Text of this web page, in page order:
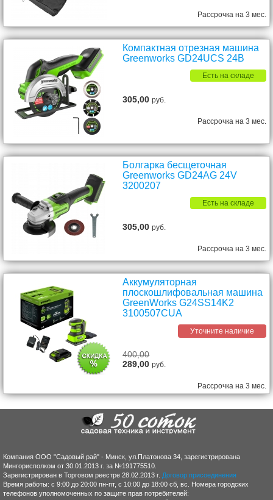
Рассрочка на 3 мес.
Компактная отрезная машина
Greenworks GD24UCS 24В
Есть на складе
305,00руб.
Рассрочка на 3 мес.
Болгарка бесщеточная
Greenworks GD24AG 24V
3200207
Есть на складе
305,00руб.
Рассрочка на 3 мес.
Аккумуляторная
плоскошлифовальная машина
GreenWorks G24SS14K2
3100507CUA
Уточните наличие
400,00
289,00руб.
Рассрочка на 3 мес.
Компания ООО "Садовый рай" - Минск, ул.Платонова 34, зарегистрирована
Мингорисполком от 30.01.2013 г. за №191775510.
Зарегистрирован в Торговом реестре 28.02.2013 г. Договор присоединения
Время работы: с 9:00 до 20:00 пн-пт, с 10:00 до 18:00 сб, вс. Номера городских
телефонов уполномоченных по защите прав потребителей: